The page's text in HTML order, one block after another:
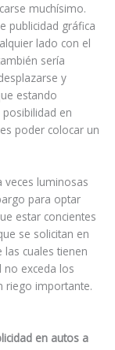
muchísimo.
publicidad gráfica
lado con el
sería
y
estando
en
poder colocar un
veces luminosas
para optar
estar concientes
se solicitan en
cuales tienen
no exceda los
riego importante.
en autos a